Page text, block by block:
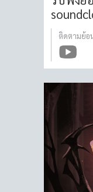
ติดตามย้อ